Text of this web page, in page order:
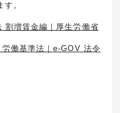
す。
割増賃金編｜厚生労働省
働基準法｜e-GOV 法令